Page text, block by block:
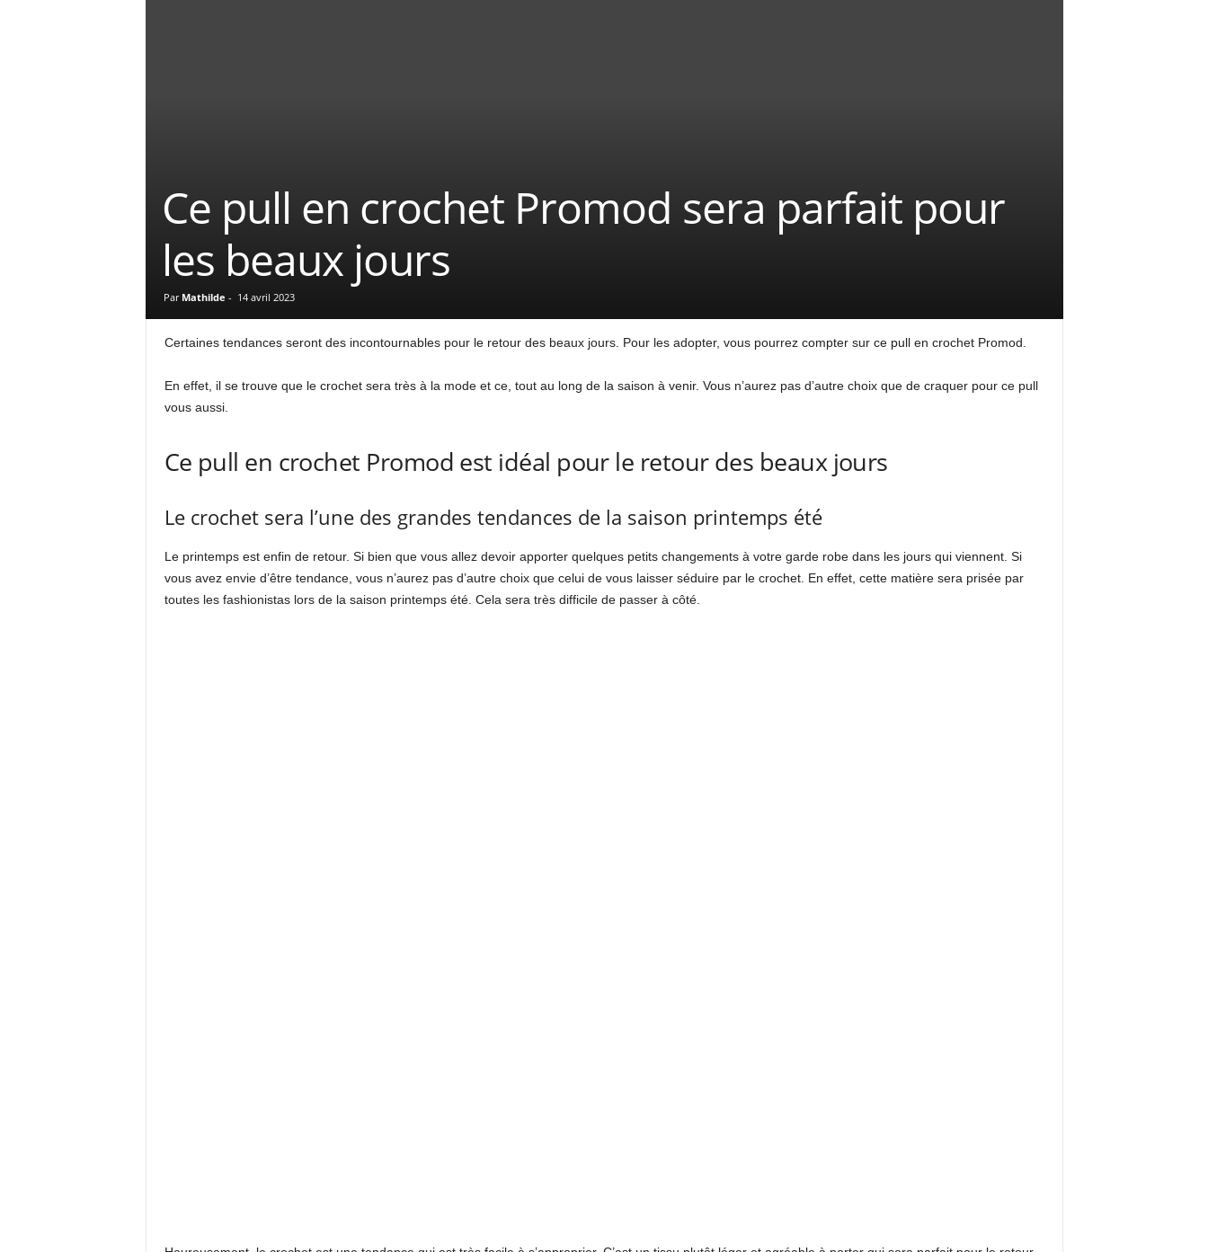
Ce pull en crochet Promod sera parfait pour
les beaux jours
Par Mathilde - 14 avril 2023
Certaines tendances seront des incontournables pour le retour des beaux jours. Pour les adopter, vous pourrez compter sur ce pull en crochet Promod.
En effet, il se trouve que le crochet sera très à la mode et ce, tout au long de la saison à venir. Vous n’aurez pas d’autre choix que de craquer pour ce pull
vous aussi.
Ce pull en crochet Promod est idéal pour le retour des beaux jours
Le crochet sera l’une des grandes tendances de la saison printemps été
Le printemps est enfin de retour. Si bien que vous allez devoir apporter quelques petits changements à votre garde robe dans les jours qui viennent. Si
vous avez envie d’être tendance, vous n’aurez pas d’autre choix que celui de vous laisser séduire par le crochet. En effet, cette matière sera prisée par
toutes les fashionistas lors de la saison printemps été. Cela sera très difficile de passer à côté.